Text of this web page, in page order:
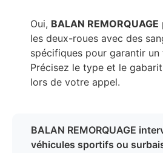
Oui, BALAN REMORQUAGE
les deux-roues avec des
spécifiques pour garantir
Précisez le type et le
lors de votre appel.
BALAN REMORQUAGE
véhicules sportifs ou